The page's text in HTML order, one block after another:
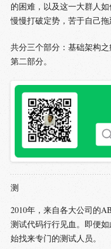
的困难，以及这一大群人
慢慢打破定势，苦于自己拖
共分三个部分：基础架构
第二部分。
测
2010年，来自各大公司的
测试代码行行见血。即便
始找来专门的测试人员。